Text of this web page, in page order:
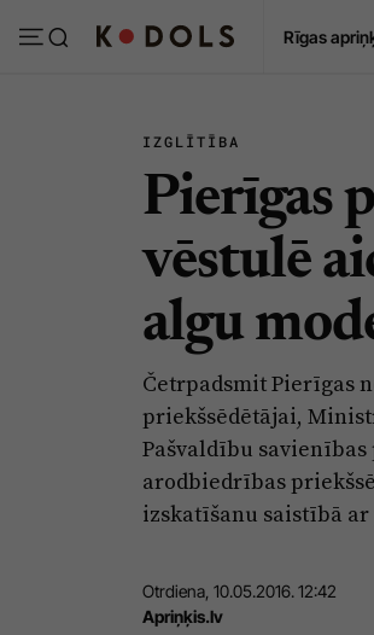
Rīgas
IZGLĪTĪBA
Pierīgas
vēstulē
algu
Četrpadsmit Pierīgas
priekšsēdētājai,
Pašvaldību
arodbiedrības
izskatīšanu saistībā
Otrdiena, 10.05.2016. 12:42
Apriņķis.lv